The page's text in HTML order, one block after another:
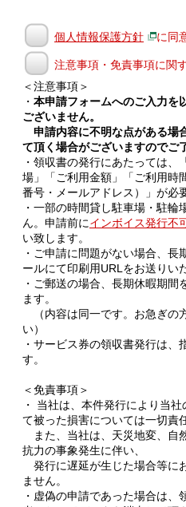
個人情報保護方針 に同
注意事項・免責事項に関
＜注意事項＞
・ 本申請フォームへのご入力を
ございません。
申請内容に不明な点がある場
て頂く場合がございますのでご
・領収書の発行にあたっては
場」「ご利用金額」「ご利用時
番号・メールアドレス）」が必
・一部の時間貸し駐車場・駐
ん。申請前にインボイス発行不
い致します。
・ご申請に問題がない場合、
ールにて印刷用URLをお送りい
・ご郵送の場合、長期休暇期間
ます。
（内容は同一です。お急ぎの
い）
・サービス券の領収書発行は、
す。
＜免責事項＞
・ 当社は、本件発行により当
て被った損害については一切責
また、当社は、天災地変、自
抗力の事象発生に伴い、
発行に遅延が生じた場合等に
ません。
・虚偽の申請であった場合は